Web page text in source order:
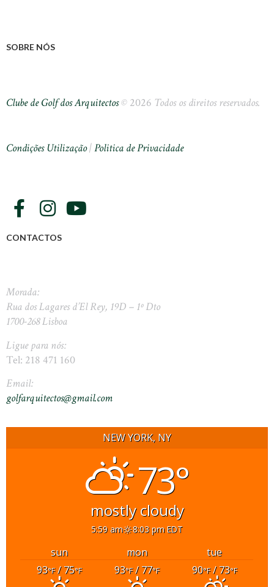
SOBRE NÓS
Clube de Golf dos Arquitectos© 2026 Todos os direitos reservados.
Condições Utilização|Politica de Privacidade
CONTACTOS
Morada:
Rua dos Lagares d’El Rey, 19D – 1º Dto
1700-268 Lisboa
Ligue para nós:
Tel: 218 471 160
Email:
golfarquitectos@gmail.com
NEW YORK, NY
73°
mostly cloudy
5:59 am 8:03 pm EDT
sun mon
tue
93°F/ 75°F 93°F/ 77°F 90°F/ 73°F